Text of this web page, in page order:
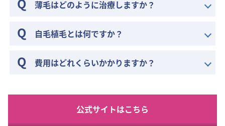
薄毛はどのように治療しますか？
自毛植毛とは何ですか？
費用はどれくらいかかりますか？
公式サイトはこちら